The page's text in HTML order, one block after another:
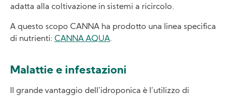
adatta alla coltivazione in sistemi a ricircolo.
A questo scopo CANNA ha prodotto una linea specifica
di nutrienti: CANNA AQUA.
Malattie e infestazioni
Il grande vantaggio dell’idroponica è l’utilizzo di